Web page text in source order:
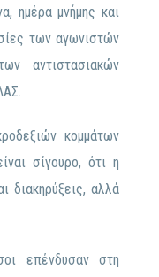
ημέρα μνήμης και
των αγωνιστών
αντιστασιακών
κομμάτων
σίγουρο, ότι η
διακηρύξεις, αλλά
επένδυσαν στη